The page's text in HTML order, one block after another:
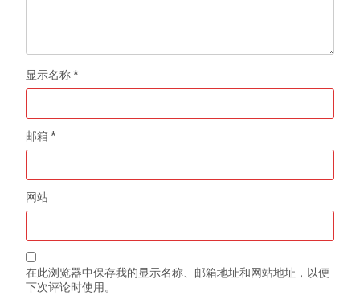
显示名称*
邮箱*
网站
在此浏览器中保存我的显示名称、邮箱地址和网站地址，以便
下次评论时使用。